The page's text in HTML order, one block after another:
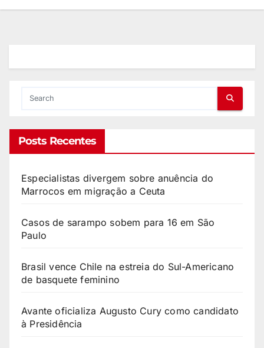
Posts Recentes
Especialistas divergem sobre anuência do
Marrocos em migração a Ceuta
Casos de sarampo sobem para 16 em São
Paulo
Brasil vence Chile na estreia do Sul-Americano
de basquete feminino
Avante oficializa Augusto Cury como candidato
à Presidência